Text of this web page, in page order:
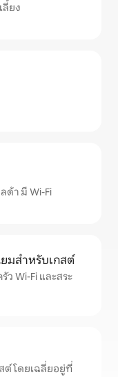
ยง
ด้า มี Wi-Fi
มสำหรับเกสต์
Wi-Fi และสระ
ต์ โดยเฉลี่ยอยู่ที่